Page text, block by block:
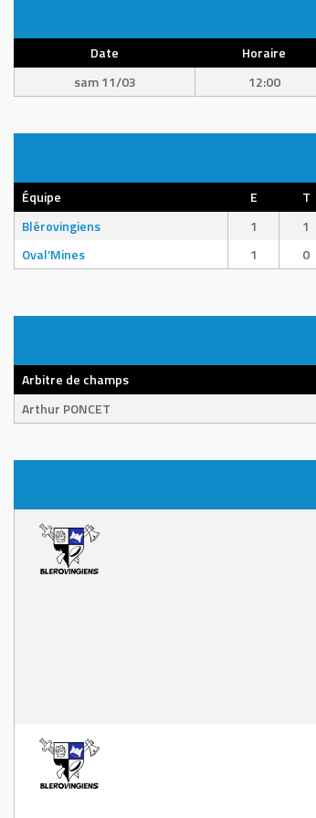
Date Horaire
sam 11/03
12:00
Équipe E T
Blérovingiens
1 1
Oval’Mines
1 0
Arbitre de champs
Arthur PONCET